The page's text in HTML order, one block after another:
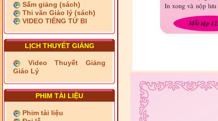
Sấm giảng (sách)
Thi văn Giáo lý (sách)
VIDEO TIẾNG TỪ BI
LỊCH THUYẾT GIẢNG
Video Thuyết Giảng
Giáo Lý
PHIM TÀI LIỆU
Phim tài liệu